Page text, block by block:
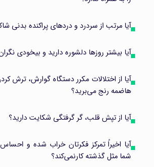
آیا مرتب از سردرد و درد‌های پراکنده بدنی
آیا بیشتر روزها دلشوره دارید و بیخودی
آیا از اختلالات مکرر دستگاه گوارش، ترش
هاضمه رنج می‌برید؟
آیا از تپش قلب، گر گرفتگی شکایت دارید؟
آیا اخیراً تمرکز فکرتان خراب شده و
شما مثل گذشته کارنمی‌کند؟